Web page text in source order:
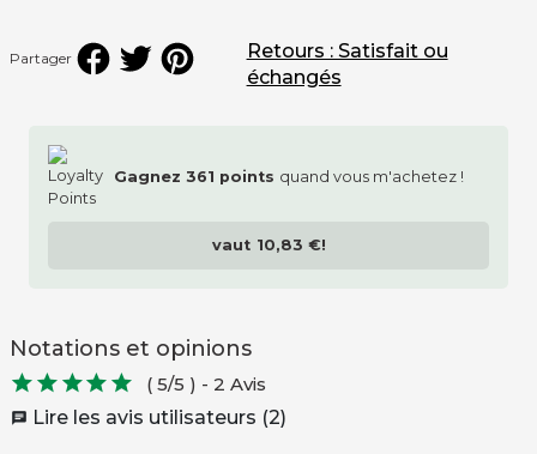
Partager
Gagnez 361 points quand vous m'achetez !
vaut 10,83 €!
Retours : Satisfait ou
échangés
Notations et opinions
 ( 5/5 ) - 2 Avis
chat Lire les avis utilisateurs (2)